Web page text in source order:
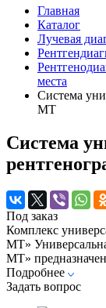
Главная
Каталог
Лучевая
места
Система
МТ
Система
Под заказ
Комплекс
МТ»
МТ»
Подробнее
Задать вопрос